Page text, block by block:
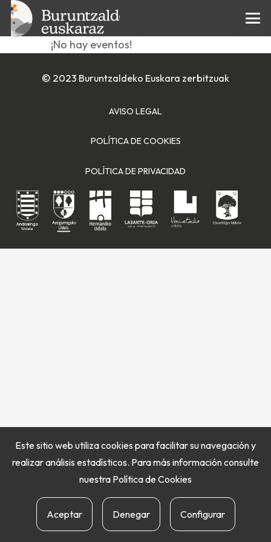
zirkua
¡No hay eventos!
© 2023 Buruntzaldeko Euskara zerbitzuak
AVISO LEGAL
POLÍTICA DE COOKIES
POLÍTICA DE PRIVACIDAD
Este sitio web utiliza cookies para facilitar su navegación y
realizar análisis estadísticos. Para más información consulte
nuestra Política de Cookies
Aceptar Denegar Configurar